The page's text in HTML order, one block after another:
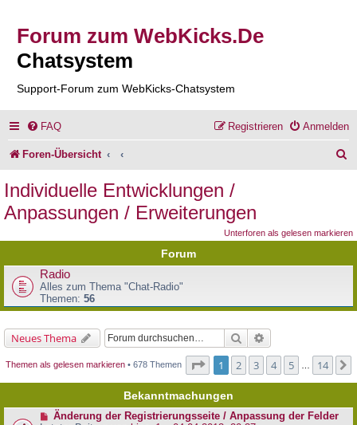
Forum zum WebKicks.De
Chatsystem
Support-Forum zum WebKicks-Chatsystem
FAQ Anmelden
Registrieren
Foren-Übersicht
Individuelle Entwicklungen /
Anpassungen / Erweiterungen
Unterforen als gelesen markieren
Forum
Radio
Alles zum Thema "Chat-Radio"
Themen: 56
Neues Thema Suche
Themen als gelesen markieren • 678 Themen Seite von
1 2 3 4 5 14
Bekanntmachungen
Änderung der Registrierungsseite / Anpassung der Felder